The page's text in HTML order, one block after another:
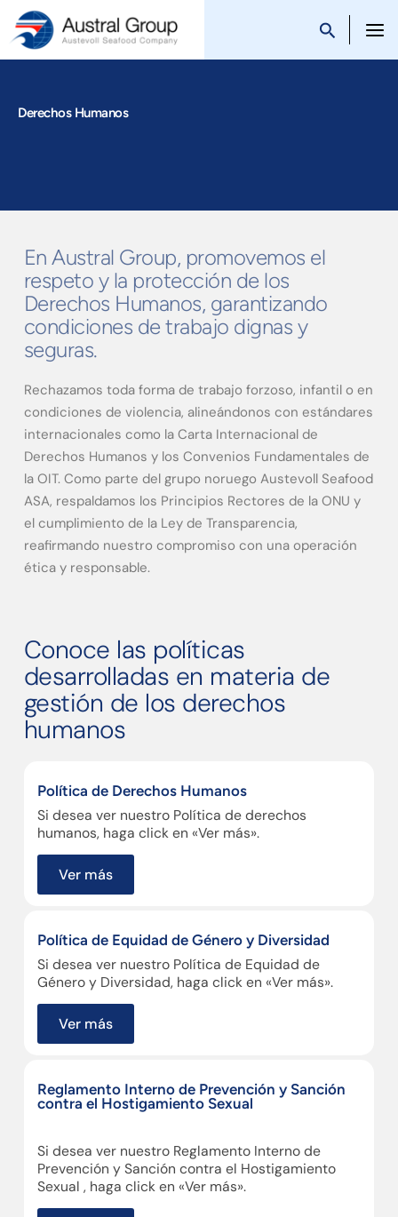
Saltar
contenido
Derechos Humanos
En Austral Group, promovemos el
respeto y la protección de los
Derechos Humanos, garantizando
condiciones de trabajo dignas y
seguras.
Rechazamos toda forma de trabajo forzoso, infantil o en
condiciones de violencia, alineándonos con estándares
internacionales como la Carta Internacional de
Derechos Humanos y los Convenios Fundamentales de
la OIT. Como parte del grupo noruego Austevoll Seafood
ASA, respaldamos los Principios Rectores de la ONU y
el cumplimiento de la Ley de Transparencia,
reafirmando nuestro compromiso con una operación
ética y responsable.
Conoce las políticas
desarrolladas en materia de
gestión de los derechos
humanos
Política de Derechos Humanos
Si desea ver nuestro Política de derechos
humanos, haga click en «Ver más».
Ver más
Política de Equidad de Género y Diversidad
Si desea ver nuestro Política de Equidad de
Género y Diversidad, haga click en «Ver más».
Ver más
Reglamento Interno de Prevención y Sanción
contra el Hostigamiento Sexual
Si desea ver nuestro Reglamento Interno de
Prevención y Sanción contra el Hostigamiento
Sexual , haga click en «Ver más».